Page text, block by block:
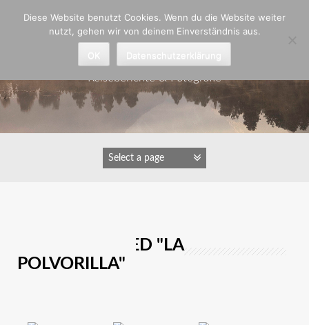
Astrid Padberg
Reiseberichte & Fotografie
IMAGES TAGGED "LA
POLVORILLA"
Diese Website benutzt Cookies. Wenn du die Website weiter
nutzt, gehen wir von deinem Einverständnis aus.